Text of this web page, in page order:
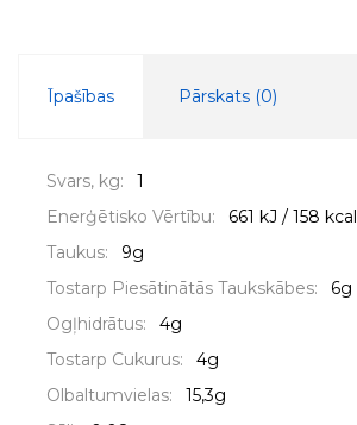
Īpašības Pārskats (0)
Svars, kg:
1
Enerģētisko Vērtību:
661 kJ / 158 kcal
Taukus:
9g
Tostarp Piesātinātās Taukskābes:
6g
Ogļhidrātus:
4g
Tostarp Cukurus:
4g
Olbaltumvielas:
15,3g